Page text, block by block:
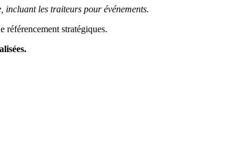
les traiteurs pour événements.
référencement stratégiques.